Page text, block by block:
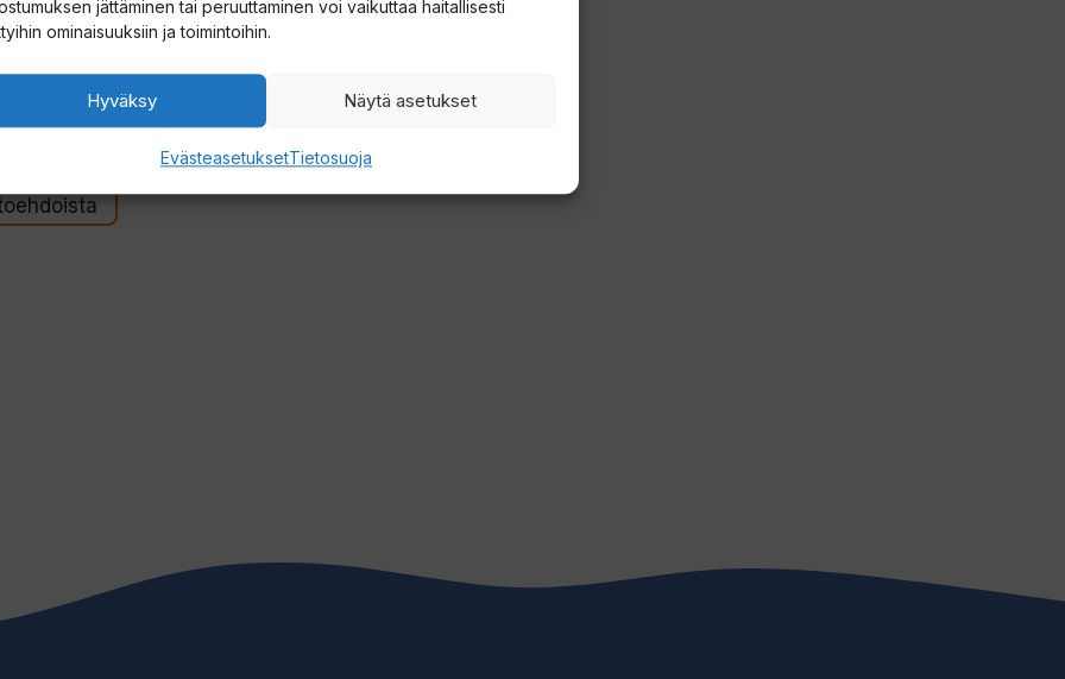
jättäminen tai peruuttaminen voi vaikuttaa haitallisesti
ominaisuuksiin ja toimintoihin.
Hyväksy Näytä asetukset
EvästeasetuksetTietosuoja
Tough